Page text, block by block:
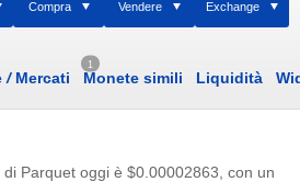
Compra Vendere Exchange
/Mercati
1
Monete simili Liquidità
Parquet oggi è $0.00002863 , con un